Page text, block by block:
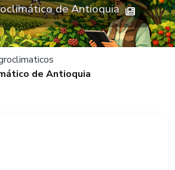
de Antioquia
de Antioquia